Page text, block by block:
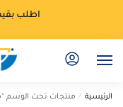
navigation
content
اطلب بقيمة 29
الرئيسية / منتجات تحت الوسم